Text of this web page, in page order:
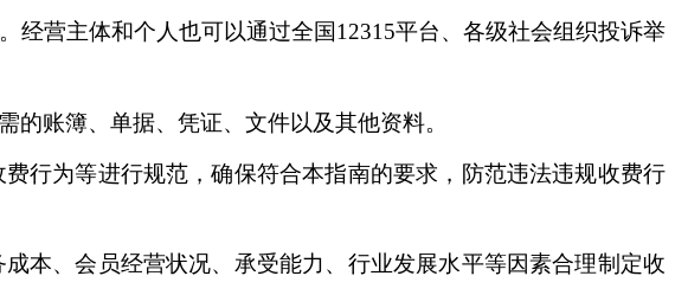
营主体和个人也可以通过全国12315平台、各级社会组织投诉举
账簿、单据、凭证、文件以及其他资料。
行为等进行规范，确保符合本指南的要求，防范违法违规收费行
本、会员经营状况、承受能力、行业发展水平等因素合理制定收